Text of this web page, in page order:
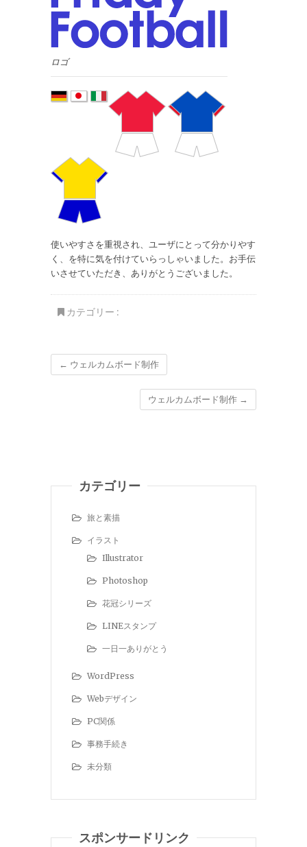
ロゴ
使いやすさを重視され、ユーザにとって分かりやす
く、を特に気を付けていらっしゃいました。お手伝
いさせていただき、ありがとうございました。
カテゴリー :
← ウェルカムボード制作
ウェルカムボード制作 →
カテゴリー
旅と素描
イラスト
Illustrator
Photoshop
花冠シリーズ
LINEスタンプ
一日一ありがとう
WordPress
Webデザイン
PC関係
事務手続き
未分類
スポンサードリンク